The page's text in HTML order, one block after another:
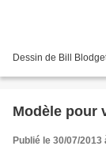
Dessin de Bill
Modèle pour
Publié le 30/07/2013